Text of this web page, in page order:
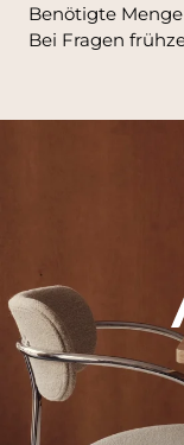
Benötigte
Bei Fragen